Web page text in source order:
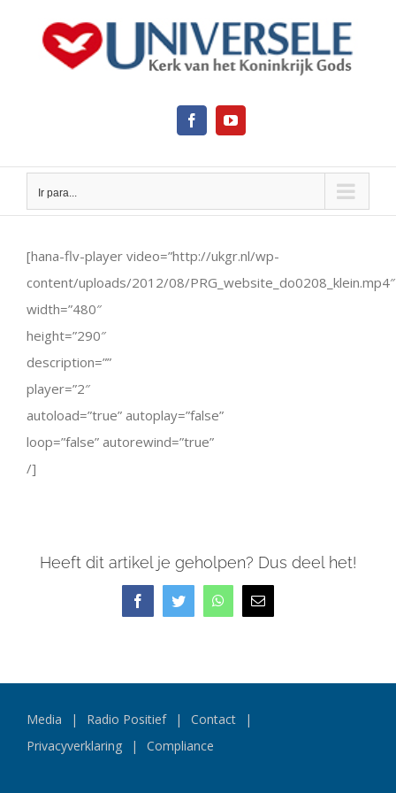
FacebookYouTube
Ir para...
Larger
Image
[hana-flv-player video=”http://ukgr.nl/wp-
content/uploads/2012/08/PRG_website_do0208_klein.mp4″
width=”480″
height=”290″
description=””
player=”2″
autoload=”true” autoplay=”false”
loop=”false” autorewind=”true”
/]
Heeft dit artikel je geholpen? Dus deel het!
FacebookTwitterWhatsApp
E-
mail
Media Radio Positief
Contact
Privacyverklaring
Compliance